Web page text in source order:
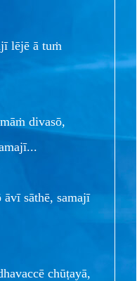
lējē ā tuṁ
divasō,
āvī sāthē, samajī
chūṭayā,